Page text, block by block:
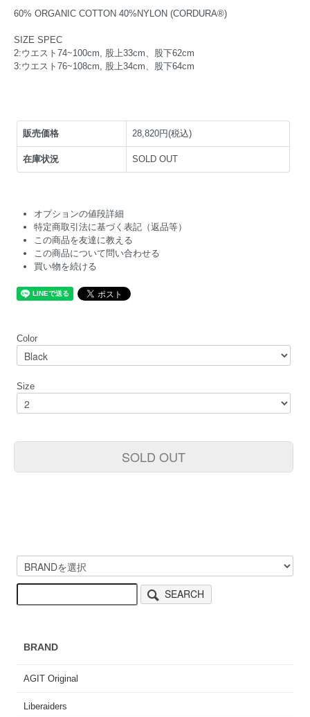
60% ORGANIC COTTON 40%NYLON (CORDURA®)
SIZE SPEC
2:ウエスト74~100cm, 股上33cm、股下62cm
3:ウエスト76~108cm, 股上34cm、股下64cm
販売価格 28,820円(税込)
在庫状況 SOLD OUT
オプションの値段詳細
特定商取引法に基づく表記（返品等）
この商品を友達に教える
この商品について問い合わせる
買い物を続ける
Color
Size
SOLD OUT
SEARCH
BRAND
AGIT Original
Liberaiders